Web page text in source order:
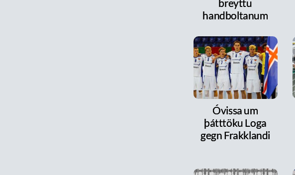
breyttu
handboltanum
Óvissa um
þátttöku Loga
gegn Frakklandi